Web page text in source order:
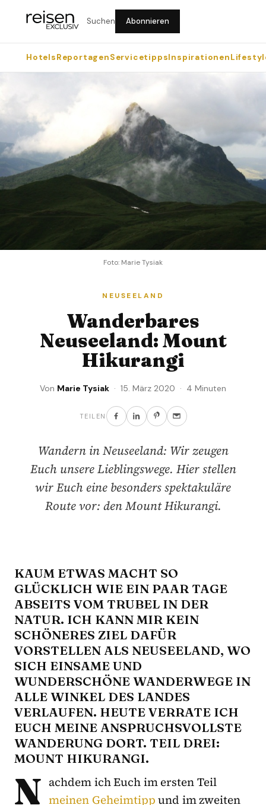
Suchen Abonnieren
HotelsReportagenServicetippsInspirationen
Foto: Marie Tysiak
NEUSEELAND
Wanderbares
Neuseeland: Mount
Hikurangi
Von Marie Tysiak · 15. März 2020 · 4 Minuten
TEILEN
Wandern in Neuseeland: Wir zeugen
Euch unsere Lieblingswege. Hier stellen
wir Euch eine besonders spektakuläre
Route vor: den Mount Hikurangi.
KAUM ETWAS MACHT SO
GLÜCKLICH WIE EIN PAAR TAGE
ABSEITS VOM TRUBEL IN DER
NATUR. ICH KANN MIR KEIN
SCHÖNERES ZIEL DAFÜR
VORSTELLEN ALS NEUSEELAND, WO
SICH EINSAME UND
WUNDERSCHÖNE WANDERWEGE IN
ALLE WINKEL DES LANDES
VERLAUFEN. HEUTE VERRATE ICH
EUCH MEINE ANSPRUCHSVOLLSTE
WANDERUNG DORT. TEIL DREI:
MOUNT HIKURANGI.
N achdem ich Euch im ersten Teil
meinen Geheimtippund im zweiten